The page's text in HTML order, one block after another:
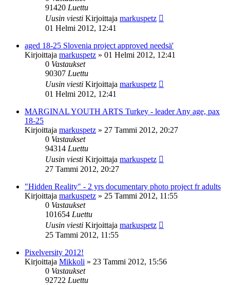
91420 Luettu
Uusin viesti Kirjoittaja markuspetz
01 Helmi 2012, 12:41
aged 18-25 Slovenia project approved needsä'
Kirjoittaja markuspetz » 01 Helmi 2012, 12:41
0 Vastaukset
90307 Luettu
Uusin viesti Kirjoittaja markuspetz
01 Helmi 2012, 12:41
MARGINAL YOUTH ARTS Turkey - leader Any age, pax
18-25
Kirjoittaja markuspetz » 27 Tammi 2012, 20:27
0 Vastaukset
94314 Luettu
Uusin viesti Kirjoittaja markuspetz
27 Tammi 2012, 20:27
"Hidden Reality" - 2 yrs documentary photo project fr adults
Kirjoittaja markuspetz » 25 Tammi 2012, 11:55
0 Vastaukset
101654 Luettu
Uusin viesti Kirjoittaja markuspetz
25 Tammi 2012, 11:55
Pixelversity 2012!
Kirjoittaja Mikkoli » 23 Tammi 2012, 15:56
0 Vastaukset
92722 Luettu